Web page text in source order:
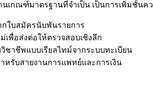
เกณฑ์มาตรฐานที่จำเป็น เป็นการเพิ่มชั้น
กใบสมัครนับพันรายการ
เพื่อส่งต่อให้ตรวจสอบเชิงลึก
ชาชีพแบบเรียลไทม์จากระบบทะเบียน
หรับสายงานการแพทย์และการเงิน